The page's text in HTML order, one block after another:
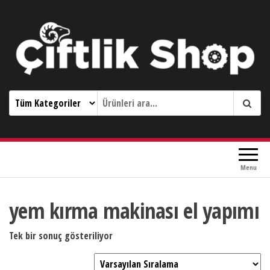
Çiftlik Shop 0533 644 3989
Menu
yem kırma makinası el yapımı
Tek bir sonuç gösteriliyor